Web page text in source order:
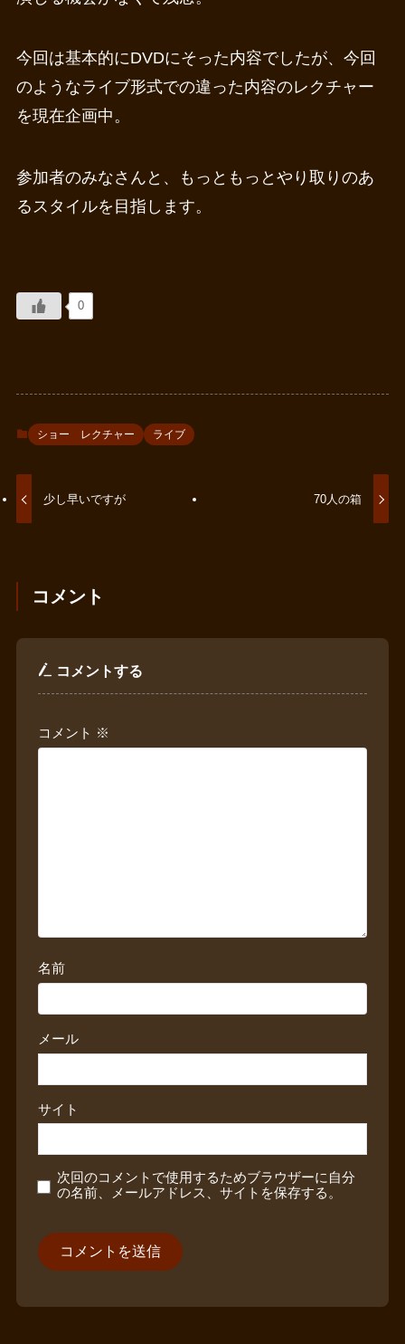
今回は基本的にDVDにそった内容でしたが、今回
のようなライブ形式での違った内容のレクチャー
を現在企画中。
参加者のみなさんと、もっともっとやり取りのあ
るスタイルを目指します。
0
ショー レクチャー ライブ
少し早いですが 70人の箱
コメント
コメントする
コメント ※
名前
メール
サイト
次回のコメントで使用するためブラウザーに自分
の名前、メールアドレス、サイトを保存する。